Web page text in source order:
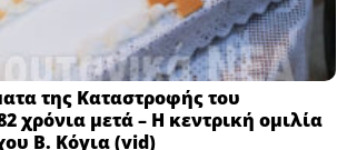
της Καταστροφής του
χρόνια μετά – Η κεντρική ομιλία
Β. Κόγια (vid)